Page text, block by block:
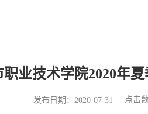
职业技术学院2020年
发布日期：2020-07-31 点击数